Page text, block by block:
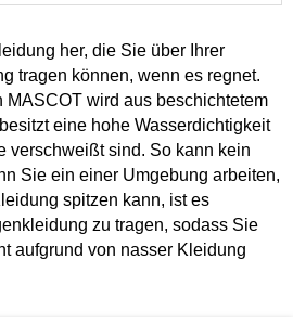
her, die Sie über Ihrer
tragen können, wenn es regnet.
wird aus beschichtetem
eine hohe Wasserdichtigkeit
verschweißt sind. So kann kein
Sie ein einer Umgebung arbeiten,
spitzen kann, ist es
zu tragen, sodass Sie
aufgrund von nasser Kleidung